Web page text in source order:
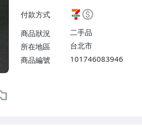
$38】、郵局掛號【
付款方式
商品狀況
二手品
所在地區
台北市
商品編號
101746083946